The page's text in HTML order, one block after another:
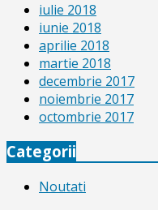
iulie 2018
iunie 2018
aprilie 2018
martie 2018
decembrie 2017
noiembrie 2017
octombrie 2017
Categorii
Noutati